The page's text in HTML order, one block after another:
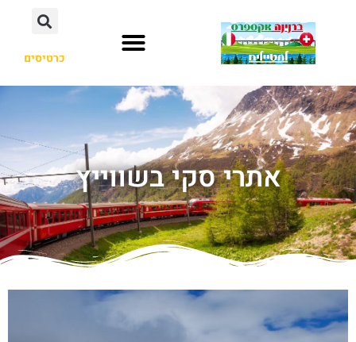
כרטיסים
אתרי סקי בשווייץ